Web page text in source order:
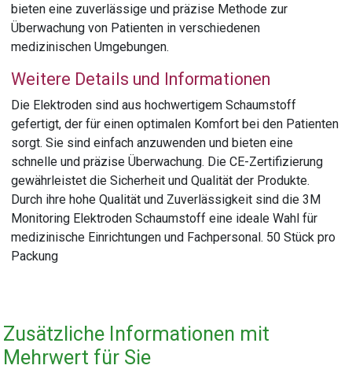
bieten eine zuverlässige und präzise Methode zur
Überwachung von Patienten in verschiedenen
medizinischen Umgebungen.
Weitere Details und Informationen
Die Elektroden sind aus hochwertigem Schaumstoff
gefertigt, der für einen optimalen Komfort bei den Patienten
sorgt. Sie sind einfach anzuwenden und bieten eine
schnelle und präzise Überwachung. Die CE-Zertifizierung
gewährleistet die Sicherheit und Qualität der Produkte.
Durch ihre hohe Qualität und Zuverlässigkeit sind die 3M
Monitoring Elektroden Schaumstoff eine ideale Wahl für
medizinische Einrichtungen und Fachpersonal. 50 Stück pro
Packung
Zusätzliche Informationen mit
Mehrwert für Sie